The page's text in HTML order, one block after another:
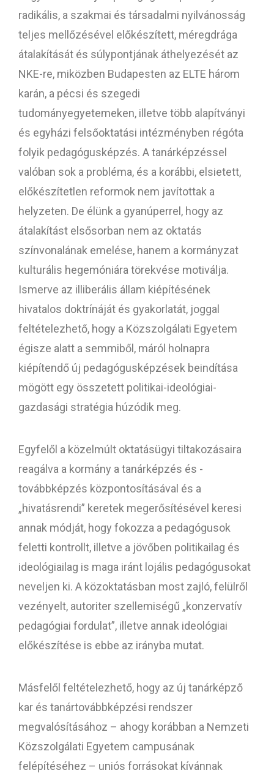
radikális, a szakmai és társadalmi nyilvánosság
teljes mellőzésével előkészített, méregdrága
átalakítását és súlypontjának áthelyezését az
NKE-re, miközben Budapesten az ELTE három
karán, a pécsi és szegedi
tudományegyetemeken, illetve több alapítványi
és egyházi felsőoktatási intézményben régóta
folyik pedagógusképzés. A tanárképzéssel
valóban sok a probléma, és a korábbi, elsietett,
előkészítetlen reformok nem javítottak a
helyzeten. De élünk a gyanúperrel, hogy az
átalakítást elsősorban nem az oktatás
színvonalának emelése, hanem a kormányzat
kulturális hegemóniára törekvése motiválja.
Ismerve az illiberális állam kiépítésének
hivatalos doktrínáját és gyakorlatát, joggal
feltételezhető, hogy a Közszolgálati Egyetem
égisze alatt a semmiből, máról holnapra
kiépítendő új pedagógusképzések beindítása
mögött egy összetett politikai-ideológiai-
gazdasági stratégia húzódik meg.
Egyfelől a közelmúlt oktatásügyi tiltakozásaira
reagálva a kormány a tanárképzés és -
továbbképzés központosításával és a
„hivatásrendi” keretek megerősítésével keresi
annak módját, hogy fokozza a pedagógusok
feletti kontrollt, illetve a jövőben politikailag és
ideológiailag is maga iránt lojális pedagógusokat
neveljen ki. A közoktatásban most zajló, felülről
vezényelt, autoriter szellemiségű „konzervatív
pedagógiai fordulat”, illetve annak ideológiai
előkészítése is ebbe az irányba mutat.
Másfelől feltételezhető, hogy az új tanárképző
kar és tanártovábbképzési rendszer
megvalósításához – ahogy korábban a Nemzeti
Közszolgálati Egyetem campusának
felépítéséhez – uniós forrásokat kívánnak